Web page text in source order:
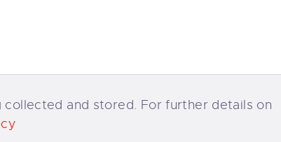
and stored. For further details on